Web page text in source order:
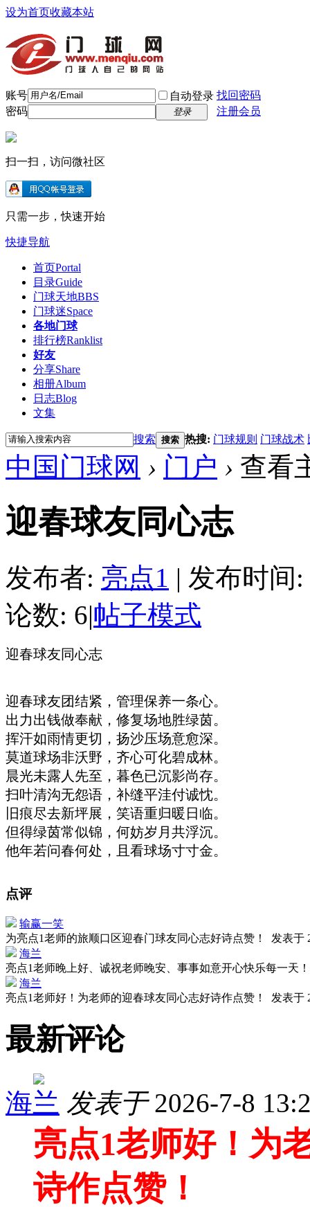
设为首页收藏本站
账号 自动登录 找回密码
密码
登录 注册会员
扫一扫，访问微社区
只需一步，快速开始
快捷导航
首页Portal
目录Guide
门球天地BBS
门球迷Space
各地门球
排行榜Ranklist
好友
分享Share
相册Album
日志Blog
文集
搜索 搜索 热搜: 门球规则 门球战术
中国门球网 › 门户 › 查看
迎春球友同心志
发布者: 亮点1 | 发布时间:
论数: 6|帖子模式
迎春球友同心志
迎春球友团结紧，管理保养一条心。
出力出钱做奉献，修复场地胜绿茵。
挥汗如雨情更切，扬沙压场意愈深。
莫道球场非沃野，齐心可化碧成林。
晨光未露人先至，暮色已沉影尚存。
扫叶清沟无怨语，补缝平洼付诚忱。
旧痕尽去新坪展，笑语重归暖日临。
但得绿茵常似锦，何妨岁月共浮沉。
他年若问春何处，且看球场寸寸金。
点评
输赢一笑
为亮点1老师的旅顺口区迎春门球友同心志好诗点赞！ 发表于
海兰
亮点1老师晚上好、诚祝老师晚安、事事如意开心快乐每一天
海兰
亮点1老师好！为老师的迎春球友同心志好诗作点赞！ 发表于
最新评论
海兰 发表于 2026-7-8
亮点1老师好！为
诗作点赞！